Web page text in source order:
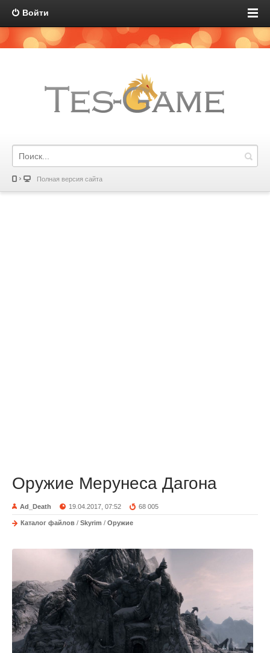
Войти
Полная версия сайта
Оружие Мерунеса Дагона
Ad_Death 19.04.2017, 07:52 68 005
Каталог файлов / Skyrim / Оружие